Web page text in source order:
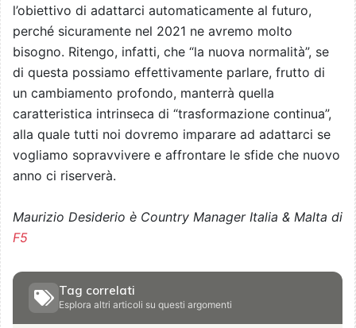
l’obiettivo di adattarci automaticamente al futuro,
perché sicuramente nel 2021 ne avremo molto
bisogno. Ritengo, infatti, che “la nuova normalità”, se
di questa possiamo effettivamente parlare, frutto di
un cambiamento profondo, manterrà quella
caratteristica intrinseca di “trasformazione continua”,
alla quale tutti noi dovremo imparare ad adattarci se
vogliamo sopravvivere e affrontare le sfide che nuovo
anno ci riserverà.
Maurizio Desiderio è Country Manager Italia & Malta di
F5
Tag correlati
Esplora altri articoli su questi argomenti